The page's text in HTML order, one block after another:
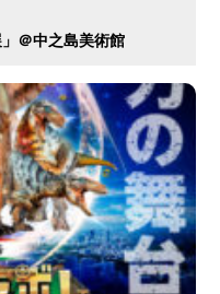
＠中之島美術館